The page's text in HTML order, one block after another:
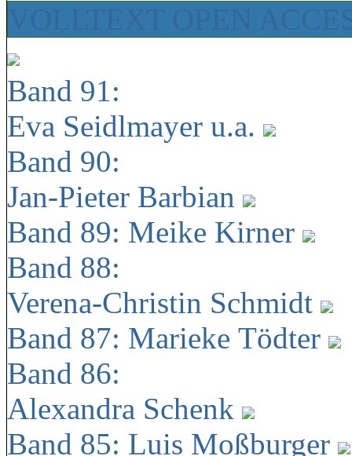
Band 91:
Eva Seidlmayer u.a.
Band 90:
Jan-Pieter Barbian
Band 89: Meike Kirner
Band 88:
Verena-Christin Schmidt
Band 87: Marieke Tödter
Band 86:
Alexandra Schenk
Band 85: Luis Moßburger